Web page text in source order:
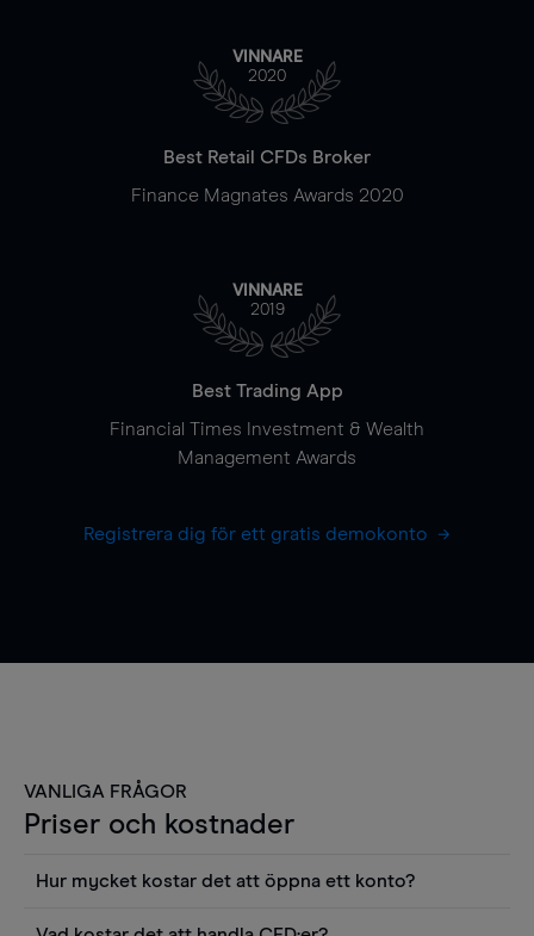
VINNARE
2020
Best Retail CFDs Broker
Finance Magnates Awards 2020
VINNARE
2019
Best Trading App
Financial Times Investment & Wealth
Management Awards
Registrera dig för ett gratis demokonto
VANLIGA FRÅGOR
Priser och kostnader
Hur mycket kostar det att öppna ett konto?